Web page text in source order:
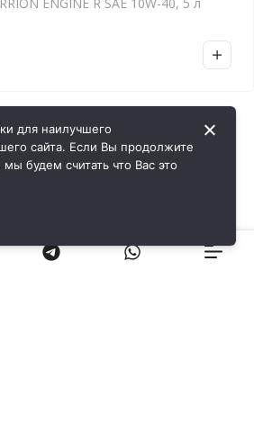
для наилучшего
сайта. Если Вы продолжите
мы будем считать что Вас это